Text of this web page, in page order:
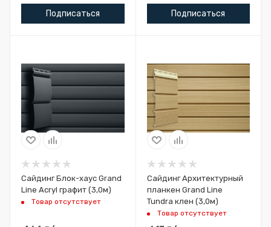
Подписаться Подписаться
Сайдинг Блок-хаус Grand
Line Acryl графит (3,0м)
Товар отсутствует
Сайдинг Архитектурный
планкен Grand Line
Tundra клен (3,0м)
Товар отсутствует